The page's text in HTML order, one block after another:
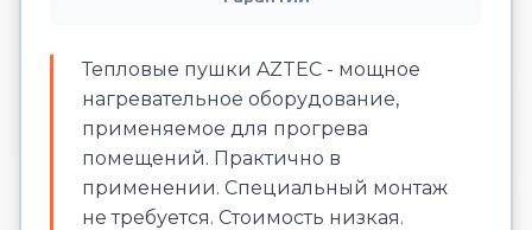
Тепловые пушки AZTEC - мощное
нагревательное оборудование,
применяемое для прогрева
помещений. Практично в
применении. Специальный монтаж
не требуется. Стоимость низкая.